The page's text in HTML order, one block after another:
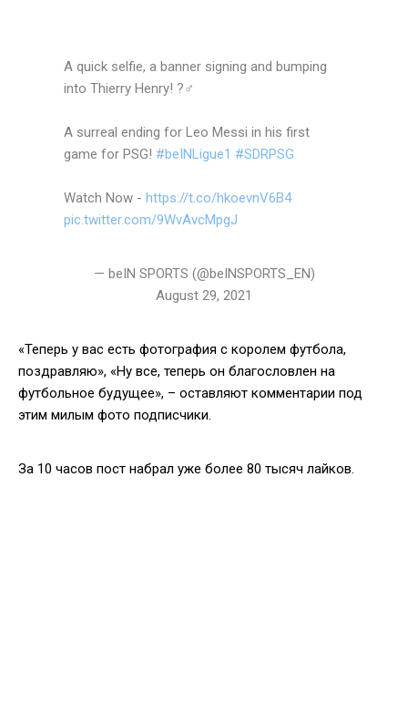
A quick selfie, a banner signing and bumping
into Thierry Henry! ?‍♂️
A surreal ending for Leo Messi in his first
game for PSG! #beINLigue1 #SDRPSG
Watch Now - https://t.co/hkoevnV6B4
pic.twitter.com/9WvAvcMpgJ
— beIN SPORTS (@beINSPORTS_EN)
August 29, 2021
«Теперь у вас есть фотография с королем футбола,
поздравляю», «Ну все, теперь он благословлен на
футбольное будущее», – оставляют комментарии под
этим милым фото подписчики.
За 10 часов пост набрал уже более 80 тысяч лайков.